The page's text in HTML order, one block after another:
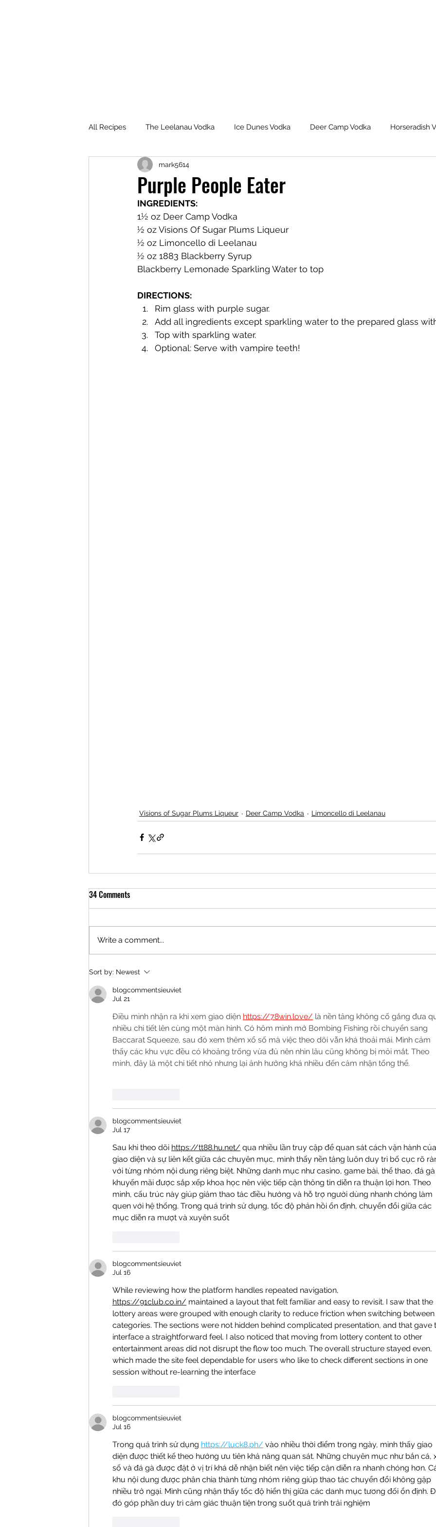
All Recipes The Leelanau Vodka Ice Dunes Vodka Deer Camp Vodka Horseradish
Manitou Passage Rum
Deer Camp Bourbon Voyageur Saskatoon Berry Liqueur
Mackinac Island Fudge Chocolate Cherry Bounce
Deer Camp Straight Rye Whiskey Orange Liqueur Gold Rum Deer Camp Straight
Purple People Eater
mark5614
INGREDIENTS:
1½ oz Deer Camp Vodka
½ oz Visions Of Sugar Plums Liqueur
½ oz Limoncello di Leelanau
½ oz 1883 Blackberry Syrup
Blackberry Lemonade Sparkling Water to top
DIRECTIONS:
Rim glass with purple sugar.
Add all ingredients except sparkling water to the prepared glass
Top with sparkling water.
Optional: Serve with vampire teeth!
Visions of Sugar Plums Liqueur Deer Camp Vodka Limoncello di Leelanau
34 Comments
Write a comment...
Sort by: Newest
blogcommentsieuviet
Jul 21
Điều mình nhận ra khi xem giao diện https://78win.love/ là nền tảng không cố gắng đưa
nhiều chi tiết lên cùng một màn hình. Có hôm mình mở Bombing Fishing rồi chuyển sang
Baccarat Squeeze, sau đó xem thêm xổ số mà việc theo dõi vẫn khá thoải mái. Mình cảm
thấy các khu vực đều có khoảng trống vừa đủ nên nhìn lâu cũng không bị mỏi mắt. Theo
mình, đây là một chi tiết nhỏ nhưng lại ảnh hưởng khá nhiều đến cảm nhận tổng thể.
blogcommentsieuviet
Jul 17
Sau khi theo dõi https://tt88.hu.net/ qua nhiều lần truy cập để quan sát cách vận hành
giao diện và sự liên kết giữa các chuyên mục, mình thấy nền tảng luôn duy trì bố cục rõ
với từng nhóm nội dung riêng biệt. Những danh mục như casino, game bài, thể thao, đá
khuyến mãi được sắp xếp khoa học nên việc tiếp cận thông tin diễn ra thuận lợi hơn. Theo
mình, cấu trúc này giúp giảm thao tác điều hướng và hỗ trợ người dùng nhanh chóng làm
quen với hệ thống. Trong quá trình sử dụng, tốc độ phản hồi ổn định, chuyển đổi giữa các
mục diễn ra mượt và xuyên suốt
blogcommentsieuviet
Jul 16
While reviewing how the platform handles repeated navigation,
https://91club.co.in/ maintained a layout that felt familiar and easy to revisit. I saw that the
lottery areas were grouped with enough clarity to reduce friction when switching between
categories. The sections were not hidden behind complicated presentation, and that gave
interface a straightforward feel. I also noticed that moving from lottery content to other
entertainment areas did not disrupt the flow too much. The overall structure stayed even,
which made the site feel dependable for users who like to check different sections in one
session without re-learning the interface
blogcommentsieuviet
Jul 16
Trong quá trình sử dụng https://luck8.ph/ vào nhiều thời điểm trong ngày, mình thấy giao
diện được thiết kế theo hướng ưu tiên khả năng quan sát. Những chuyên mục như bắn cá,
số và đá gà được đặt ở vị trí khá dễ nhận biết nên việc tiếp cận diễn ra nhanh chóng hơn.
khu nội dung được phân chia thành từng nhóm riêng giúp thao tác chuyển đổi không gặp
nhiều trở ngại. Mình cũng nhận thấy tốc độ hiển thị giữa các danh mục tương đối ổn định.
đó góp phần duy trì cảm giác thuận tiện trong suốt quá trình trải nghiệm